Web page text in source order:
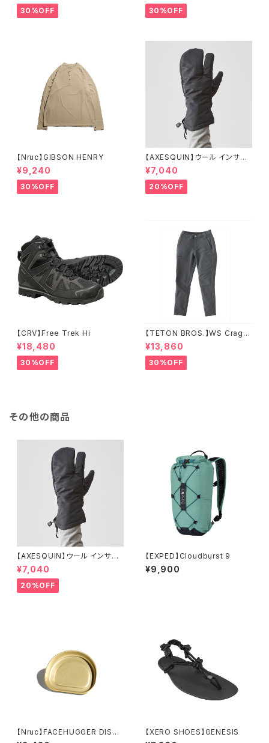
30%OFF 30%OFF
【Nruc】GIBSON HENRY
¥9,240
30%OFF
【AXESQUIN】ウール インサレ
ーション トリガー ミトン
¥7,040
20%OFF
【CRV】Free Trek Hi
¥18,480
30%OFF
【TETON BROS.】WS Crag P
ant
¥13,860
30%OFF
その他の商品
【AXESQUIN】ウール インサレ
ーション トリガー ミトン
¥7,040
20%OFF
【EXPED】Cloudburst 9
¥9,900
【Nruc】FACEHUGGER DISH /
YAKAN Gold
【XERO SHOES】GENESIS